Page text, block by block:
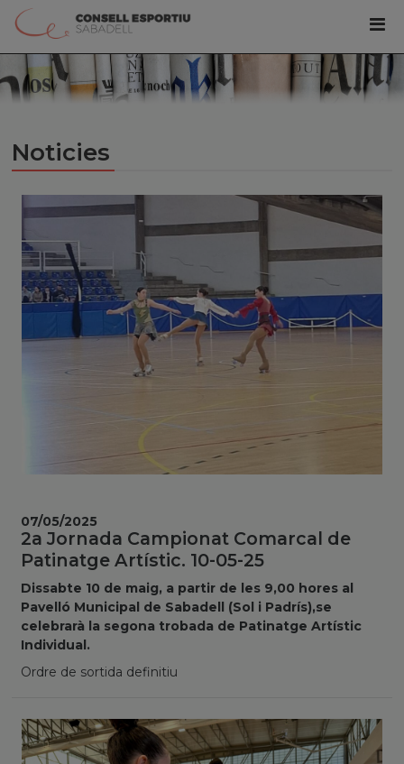
Noticies
2a Jornada Campionat Comarcal de
Patinatge Artístic. 10-05-25
Dissabte 10 de maig, a partir de les 9,00 hores al
Pavelló Municipal de Sabadell (Sol i Padrís),se
celebrarà la segona trobada de Patinatge Artístic
Individual.
Ordre de sortida definitiu
07/05/2025